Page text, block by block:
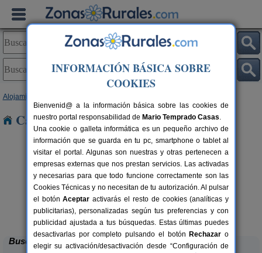
Alojamientos
Casas Rurales cerca de Alba
4-11+2 pers.
desde30 €
Casas Rurales El Molinete
Mora de Rubielos (Teruel)
Buscar
INFORMACIÓN BÁSICA SOBRE
COOKIES
Bienvenid@ a la información básica sobre las cookies de
nuestro portal responsabilidad de Mario Temprado Casas.
Una cookie o galleta informática es un pequeño archivo de
información que se guarda en tu pc, smartphone o tablet al
visitar el portal. Algunas son nuestras y otras pertenecen a
empresas externas que nos prestan servicios. Las activadas
y necesarias para que todo funcione correctamente son las
Cookies Técnicas y no necesitan de tu autorización. Al pulsar
el botónAceptar activarás el resto de cookies (analíticas y
publicitarias), personalizadas según tus preferencias y con
publicidad ajustada a tus búsquedas. Estas últimas puedes
desactivarlas por completo pulsando el botón Rechazar o
elegir su activación/desactivación desde “Configuración de